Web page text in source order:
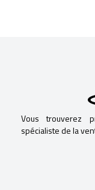
Vous trouverez
spécialiste de la